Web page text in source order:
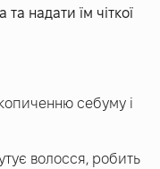
надати їм чіткої
себуму і
волосся, робить